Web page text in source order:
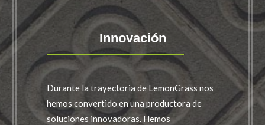
Innovación
Durante la trayectoria de LemonGrass nos
hemos convertido en una productora de
soluciones innovadoras. Hemos